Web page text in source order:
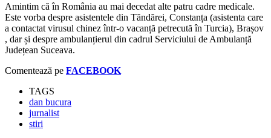
Amintim că în România au mai decedat alte patru cadre medicale.
Este vorba despre asistentele din Tăndărei, Constanța (asistenta care
a contactat virusul chinez într-o vacanță petrecută în Turcia), Brașov
, dar și despre ambulanțierul din cadrul Serviciului de Ambulanță
Județean Suceava.
Comentează pe FACEBOOK
TAGS
dan bucura
jurnalist
stiri